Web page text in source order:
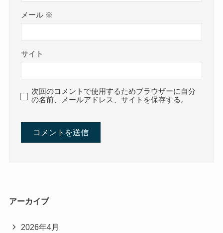
メール ※
サイト
次回のコメントで使用するためブラウザーに自分
の名前、メールアドレス、サイトを保存する。
アーカイブ
2026年4月